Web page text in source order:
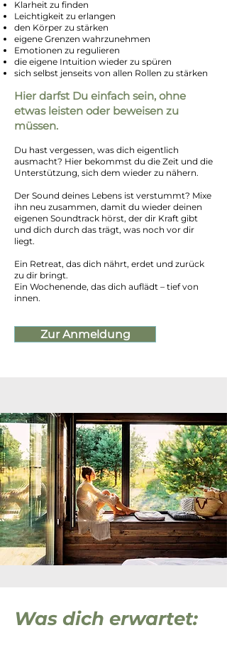
Klarheit zu finden
Leichtigkeit zu erlangen
den Körper zu stärken
eigene Grenzen wahrzunehmen
Emotionen zu regulieren
die eigene Intuition wieder zu spüren
sich selbst jenseits von allen Rollen zu stärken
Hier darfst Du einfach sein, ohne
etwas leisten oder beweisen zu
müssen.
Du hast vergessen, was dich eigentlich
ausmacht? Hier bekommst du die Zeit und die
Unterstützung, sich dem wieder zu nähern.
Der Sound deines Lebens ist verstummt? Mixe
ihn neu zusammen, damit du wieder deinen
eigenen Soundtrack hörst, der dir Kraft gibt
und dich durch das trägt, was noch vor dir
liegt.
Ein Retreat, das dich nährt, erdet und zurück
zu dir bringt.
Ein Wochenende, das dich auflädt – tief von
innen.
Zur Anmeldung
Was dich erwartet: